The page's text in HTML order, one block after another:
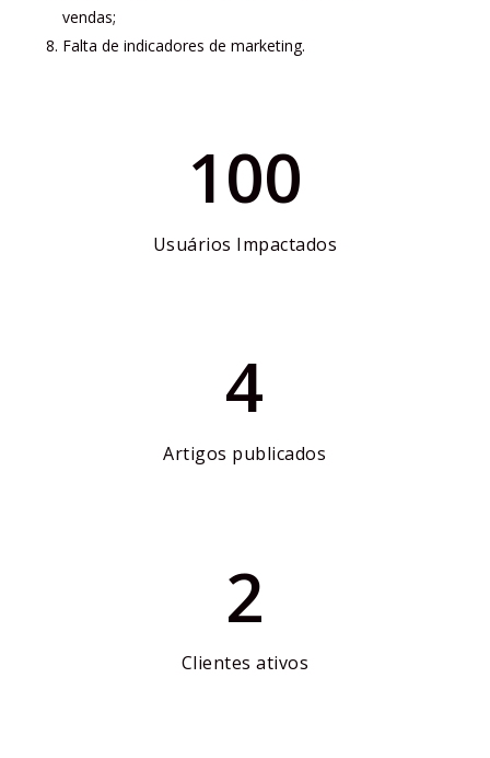
vendas;
Falta de indicadores de marketing.
100
Usuários Impactados
4
Artigos publicados
2
Clientes ativos